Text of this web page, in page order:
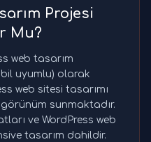
Projesi
Mu?
web tasarım
uyumlu) olarak
web sitesi tasarımı
sunmaktadır.
ve WordPress web
tasarım dahildir.